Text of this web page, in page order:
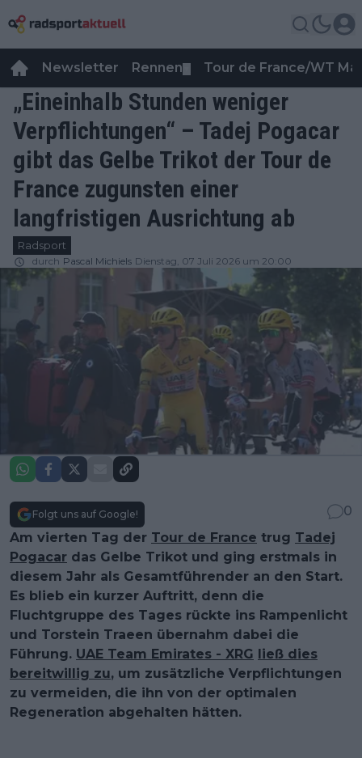
Newsletter Rennen Tour de France/WT
„Eineinhalb Stunden weniger
Verpflichtungen“ – Tadej Pogacar
gibt das Gelbe Trikot der Tour de
France zugunsten einer
langfristigen Ausrichtung ab
Radsport
durch Pascal Michiels Dienstag, 07 Juli 2026 um 20:00
Folgt uns auf Google!
0
Am vierten Tag der Tour de France trug Tadej
Pogacar das Gelbe Trikot und ging erstmals in
diesem Jahr als Gesamtführender an den Start.
Es blieb ein kurzer Auftritt, denn die
Fluchtgruppe des Tages rückte ins Rampenlicht
und Torstein Traeen übernahm dabei die
Führung. UAE Team Emirates - XRG ließ dies
bereitwillig zu, um zusätzliche Verpflichtungen
zu vermeiden, die ihn von der optimalen
Regeneration abgehalten hätten.